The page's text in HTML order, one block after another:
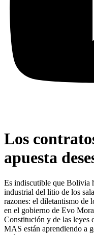
Los
apuesta
Es indiscutible que Bolivia
industrial del litio de los
razones: el diletantismo de
en el gobierno de Evo
Constitución y de las
MAS están aprendiendo a